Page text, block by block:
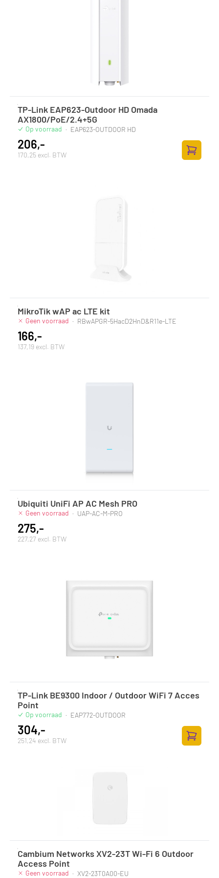
TP-Link EAP623-Outdoor HD Omada
AX1800/PoE/2.4+5G
Op voorraad · EAP623-OUTDOOR HD
206,-
170,25 excl. BTW
Zum
MikroTik wAP ac LTE kit
Geen voorraad · RBwAPGR-5HacD2HnD&R11e-LTE
166,-
137,19 excl. BTW
Ubiquiti UniFi AP AC Mesh PRO
Geen voorraad · UAP-AC-M-PRO
275,-
227,27 excl. BTW
TP-Link BE9300 Indoor / Outdoor WiFi 7 Acces
Point
Op voorraad · EAP772-OUTDOOR
304,-
251,24 excl. BTW
Zum
Cambium Networks XV2-23T Wi-Fi 6 Outdoor
Access Point
Geen voorraad · XV2-23T0A00-EU